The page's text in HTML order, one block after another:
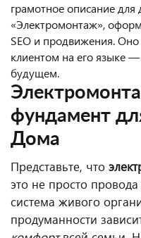
грамотное описание для
«Электромонтаж»,
SEO и продвижения. Оно
клиентом на его языке
будущем.
фундамент
Дома
Представьте, что
это не просто
система живого
продуманности